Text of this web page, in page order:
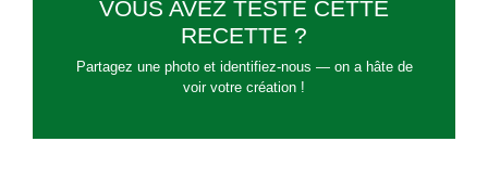
VOUS AVEZ TESTÉ CETTE
RECETTE ?
Partagez une photo et identifiez-nous — on a hâte de
voir votre création !